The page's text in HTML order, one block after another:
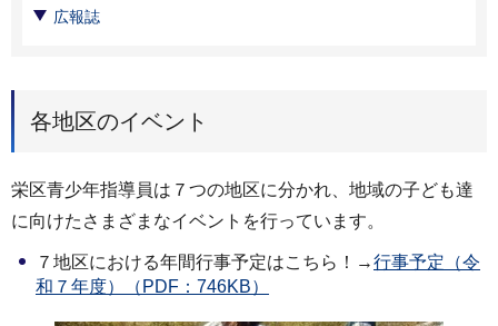
広報誌
各地区のイベント
栄区青少年指導員は７つの地区に分かれ、地域の子ども達
に向けたさまざまなイベントを行っています。
７地区における年間行事予定はこちら！→行事予定（令
和７年度）（PDF：746KB）